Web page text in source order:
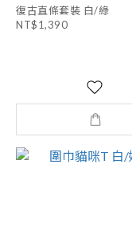
復古直條套裝 白/綠
NT$1,390